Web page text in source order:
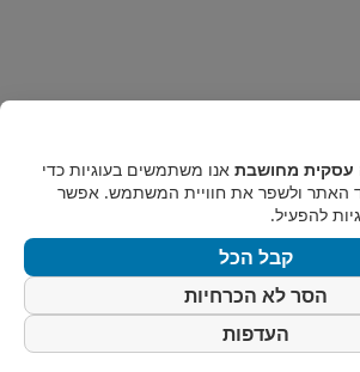
עסקית מחושבת אנו משתמשים בעוגיות כדי
האתר ולשפר את חוויית המשתמש. אפשר
להפעיל.
קבל הכל
הסר לא הכרחיות
העדפות